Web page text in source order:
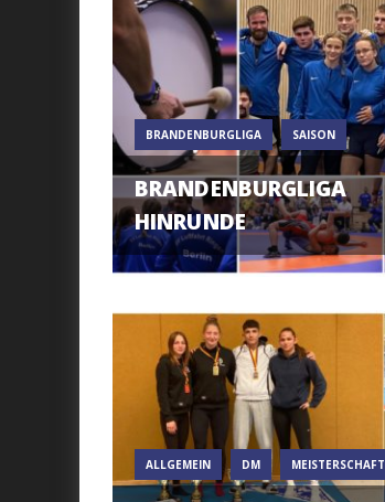
BRANDENBURGLIGA SAISON
BRANDENBURGLIGA
HINRUNDE
ALLGEMEIN DM MEISTERSCHAFT